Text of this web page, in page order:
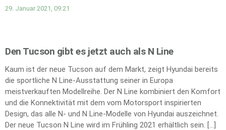
29. Januar 2021, 09:21
Den Tucson gibt es jetzt auch als N Line
Kaum ist der neue Tucson auf dem Markt, zeigt Hyundai bereits
die sportliche N Line-Ausstattung seiner in Europa
meistverkauften Modellreihe. Der N Line kombiniert den Komfort
und die Konnektivität mit dem vom Motorsport inspirierten
Design, das alle N- und N Line-Modelle von Hyundai auszeichnet.
Der neue Tucson N Line wird im Frühling 2021 erhältlich sein. […]